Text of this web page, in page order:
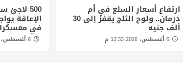
ارتفاع أسعار السلع في أم
درمان.. ولوح الثلج يقفز إلى 30
ألف جنيه
6 أغسطس، 2026 12:33 م
500
الإعاقة
في